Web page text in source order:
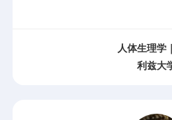
人体生理学｜
利兹大